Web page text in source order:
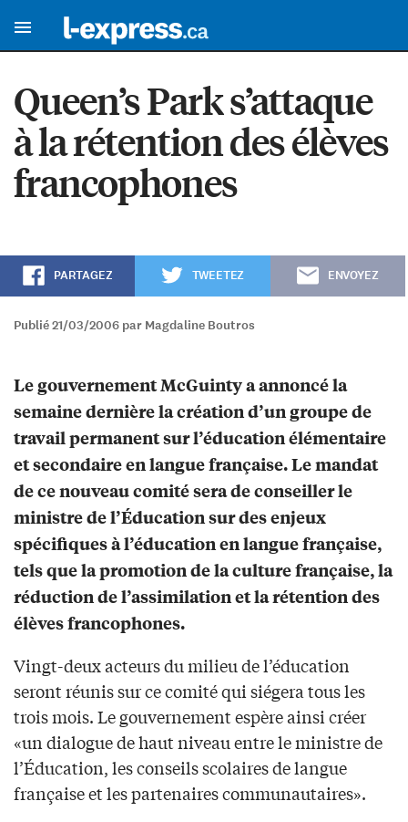
Queen’s Park s’attaque
à la rétention des élèves
francophones
PARTAGEZ TWEETEZ ENVOYEZ
Publié 21/03/2006 par Magdaline Boutros
Le gouvernement McGuinty a annoncé la
semaine dernière la création d’un groupe de
travail permanent sur l’éducation élémentaire
et secondaire en langue française. Le mandat
de ce nouveau comité sera de conseiller le
ministre de l’Éducation sur des enjeux
spécifiques à l’éducation en langue française,
tels que la promotion de la culture française, la
réduction de l’assimilation et la rétention des
élèves francophones.
Vingt-deux acteurs du milieu de l’éducation
seront réunis sur ce comité qui siégera tous les
trois mois. Le gouvernement espère ainsi créer
«un dialogue de haut niveau entre le ministre de
l’Éducation, les conseils scolaires de langue
française et les partenaires communautaires».